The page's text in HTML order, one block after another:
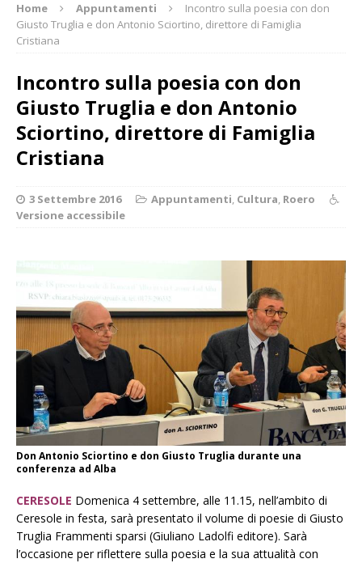
Home Appuntamenti
Incontro sulla poesia con don
Giusto Truglia e don Antonio Sciortino, direttore di Famiglia
Cristiana
Incontro sulla poesia con don
Giusto Truglia e don Antonio
Sciortino, direttore di Famiglia
Cristiana
3 Settembre 2016 Appuntamenti, Cultura, Roero
Versione accessibile
Don Antonio Sciortino e don Giusto Truglia durante una
conferenza ad Alba
CERESOLE Domenica 4 settembre, alle 11.15, nell’ambito di
Ceresole in festa, sarà presentato il volume di poesie di Giusto
Truglia Frammenti sparsi (Giuliano Ladolfi editore). Sarà
l’occasione per riflettere sulla poesia e la sua attualità con